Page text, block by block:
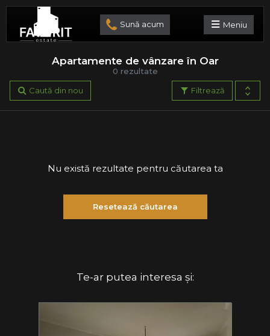
Sună acum Meniu
0 rezultate
Apartamente de vânzare în Oar
Filtrează
Caută din nou
Nu există rezultate pentru căutarea ta
Resetează căutarea
Te-ar putea interesa și: